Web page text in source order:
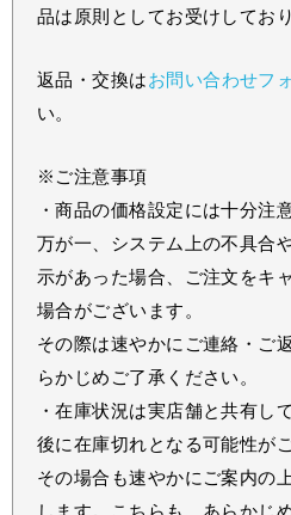
品は原則としてお受けしてお
返品・交換はお問い合わせフ
い。
※ご注意事項
・商品の価格設定には十分注
万が一、システム上の不具合
示があった場合、ご注文をキ
場合がございます。
その際は速やかにご連絡・ご
らかじめご了承ください。
・在庫状況は実店舗と共有し
後に在庫切れとなる可能性が
その場合も速やかにご案内の